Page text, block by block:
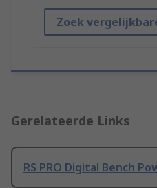
Zoek
Gerelateerde Links
RS PRO Digital Bench